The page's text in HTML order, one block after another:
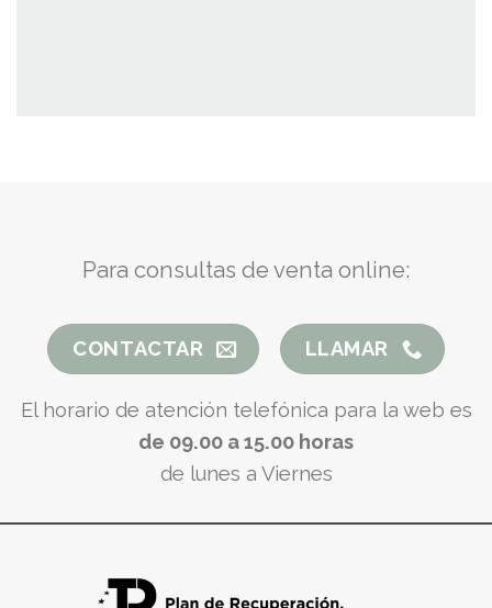
Para consultas de venta online:
CONTACTAR LLAMAR
El horario de atención telefónica para la web es
de 09.00 a 15.00 horas
de lunes a Viernes